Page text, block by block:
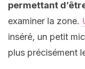
permettant
examiner la zone.
inséré, un petit
plus précisément